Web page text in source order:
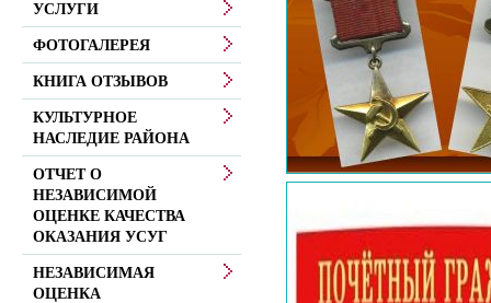
УСЛУГИ
ФОТОГАЛЕРЕЯ
КНИГА ОТЗЫВОВ
КУЛЬТУРНОЕ
НАСЛЕДИЕ РАЙОНА
ОТЧЕТ О
НЕЗАВИСИМОЙ
ОЦЕНКЕ КАЧЕСТВА
ОКАЗАНИЯ УСУГ
НЕЗАВИСИМАЯ
ОЦЕНКА